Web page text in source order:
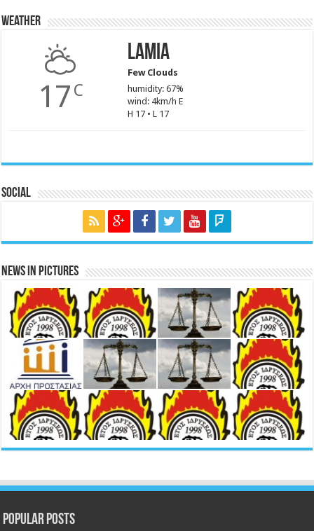
Weather
17 C
Lamia
Few Clouds
humidity: 67%
wind: 4km/h E
H 17 • L 17
Social
News in Pictures
Popular Posts